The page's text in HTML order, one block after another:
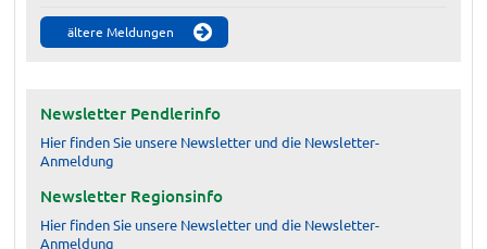
ältere Meldungen
Newsletter Pendlerinfo
Hier finden Sie unsere Newsletter und die Newsletter-
Anmeldung
Newsletter Regionsinfo
Hier finden Sie unsere Newsletter und die Newsletter-
Anmeldung